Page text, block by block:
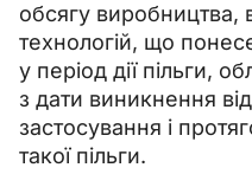
обсягу виробництва,
технологій, що
у період дії пільги,
з дати виникнення
застосування і
такої пільги.